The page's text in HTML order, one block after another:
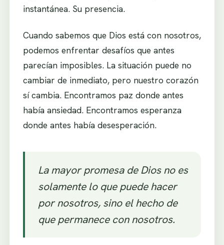
instantánea. Su presencia.
Cuando sabemos que Dios está con nosotros,
podemos enfrentar desafíos que antes
parecían imposibles. La situación puede no
cambiar de inmediato, pero nuestro corazón
sí cambia. Encontramos paz donde antes
había ansiedad. Encontramos esperanza
donde antes había desesperación.
La mayor promesa de Dios no es
solamente lo que puede hacer
por nosotros, sino el hecho de
que permanece con nosotros.